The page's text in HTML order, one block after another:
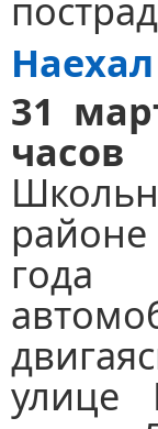
31
года
улице